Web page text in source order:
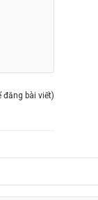
đăng bài viết)